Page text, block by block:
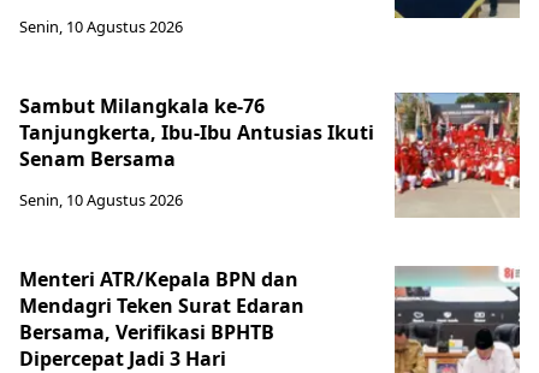
Senin, 10 Agustus 2026
Sambut Milangkala ke-76
Tanjungkerta, Ibu-Ibu Antusias Ikuti
Senam Bersama
Senin, 10 Agustus 2026
Menteri ATR/Kepala BPN dan
Mendagri Teken Surat Edaran
Bersama, Verifikasi BPHTB
Dipercepat Jadi 3 Hari